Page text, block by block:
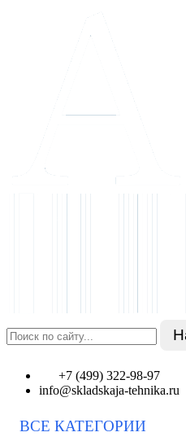
+7 (499) 322-98-97
info@skladskaja-tehnika.ru
ВСЕ КАТЕГОРИИ